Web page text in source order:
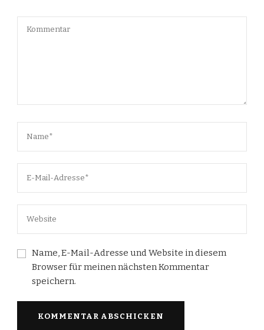
Name, E-Mail-Adresse und Website in diesem
Browser für meinen nächsten Kommentar
speichern.